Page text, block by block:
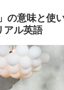
の意味と使
アル英語